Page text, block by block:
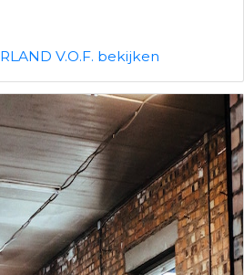
V.O.F. bekijken